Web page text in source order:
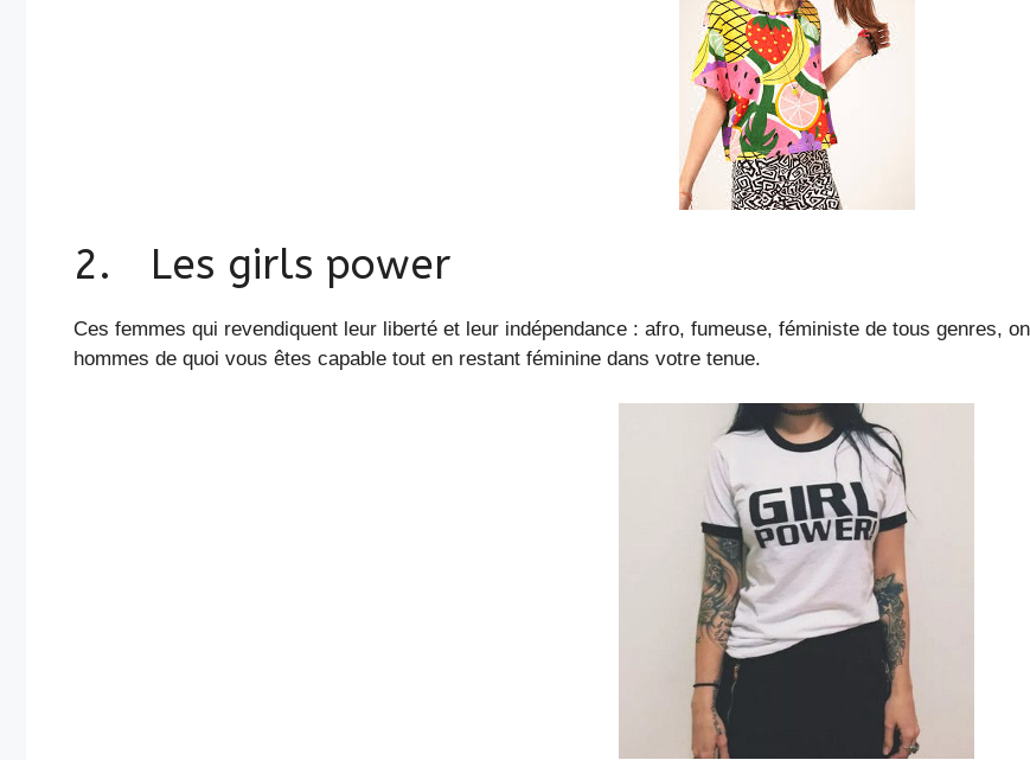
2. Les girls power
Ces femmes qui revendiquent leur liberté et leur indépendance : afro, fumeuse, féministe de tous genres,
hommes de quoi vous êtes capable tout en restant féminine dans votre tenue.